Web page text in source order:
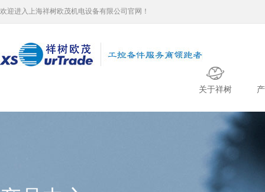
欢迎进入上海祥树欧茂机电设备有限公司官网！
关于祥树